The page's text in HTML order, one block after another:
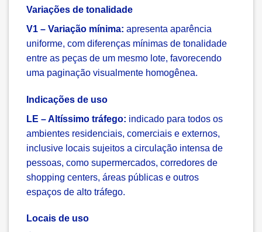
Variações de tonalidade
V1 – Variação mínima: apresenta aparência
uniforme, com diferenças mínimas de tonalidade
entre as peças de um mesmo lote, favorecendo
uma paginação visualmente homogênea.
Indicações de uso
LE – Altíssimo tráfego: indicado para todos os
ambientes residenciais, comerciais e externos,
inclusive locais sujeitos a circulação intensa de
pessoas, como supermercados, corredores de
shopping centers, áreas públicas e outros
espaços de alto tráfego.
Locais de uso